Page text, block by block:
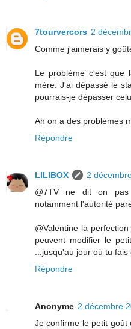
7tourvercors 2
Comme j'aimerais y
Le problème c'est que
mère. J'ai dépassé le
pourrais-je dépasser
Ah on a des problèmes
Répondre
LILIBOX
2
@7TV ne dit on pas
notamment l'autorité
@Valentine la
peuvent modifier le
...jusqu'au jour où tu
Répondre
Anonyme 2 décembre
Je confirme le petit goût